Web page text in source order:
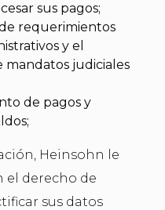
sus pagos;
requerimientos
y el
judiciales
de pagos y
Heinsohn le
el derecho de
sus datos